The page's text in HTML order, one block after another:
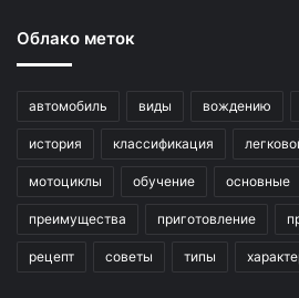
Облако меток
автомобиль виды вождению
история классификация
мотоциклы обучение основные
преимущества приготовление
рецепт советы типы